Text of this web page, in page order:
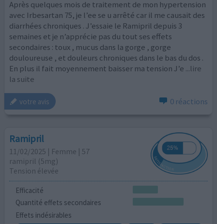
Après quelques mois de traitement de mon hypertension
avec Irbesartan 75, je l’ee se u arrêté car il me causait des
diarrhées chroniques . J’essaie le Ramipril depuis 3
semaines et je n’apprécie pas du tout ses effets
secondaires : toux , mucus dans la gorge , gorge
douloureuse , et douleurs chroniques dans le bas du dos .
En plus il fait moyennement baisser ma tension J’e ...lire
la suite
votre avis 0 réactions
Ramipril
11/02/2025 | Femme | 57
ramipril (5mg)
Tension élevée
Efficacité
Quantité effets secondaires
Effets indésirables